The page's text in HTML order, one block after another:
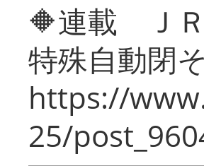
🔶連載 Ｊ
特殊自動閉
https://
25/